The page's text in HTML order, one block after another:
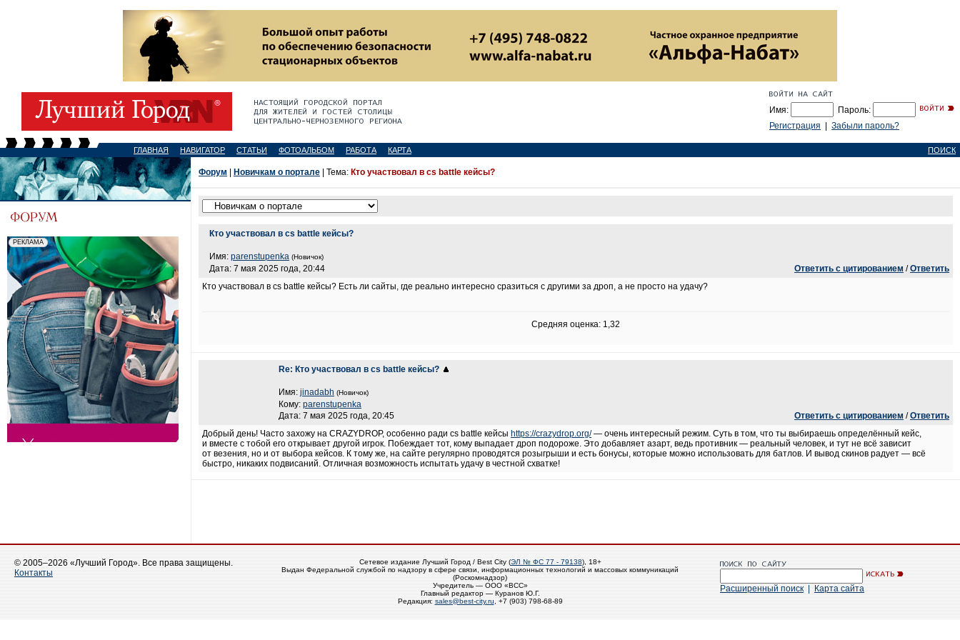
Имя:
Пароль:
Регистрация
Забыли пароль?
ГЛАВНАЯ НАВИГАТОР СТАТЬИ ФОТОАЛЬБОМ РАБОТА КАРТА ПОИСК
Форум Новичкам о портале | Тема: Кто участвовал в cs battle кейсы?
Кто участвовал в cs battle кейсы?
Имя: parenstupenka (Новичок)
Дата: 7 мая 2025 года, 20:44 Ответить с цитированием /Ответить
Кто участвовал в cs battle кейсы? Есть ли сайты, где реально интересно сразиться с другими за дроп, а не просто на удачу?
Средняя оценка: 1,32
Re: Кто участвовал в cs battle кейсы?
Имя: jinadabh (Новичок)
Кому: parenstupenka
Дата: 7 мая 2025 года, 20:45
Ответить с цитированием /Ответить
Добрый день! Часто захожу на CRAZYDROP, особенно ради cs battle кейсы https://crazydrop.org/— очень интересный режим. Суть в том, что ты выбираешь определённый кейс,
и вместе с тобой его открывает другой игрок. Побеждает тот, кому выпадает дроп подороже. Это добавляет азарт, ведь противник — реальный человек, и тут не всё зависит
от везения, но и от выбора кейсов. К тому же, на сайте регулярно проводятся розыгрыши и есть бонусы, которые можно использовать для батлов. И вывод скинов радует — всё
быстро, никаких подвисаний. Отличная возможность испытать удачу в честной схватке!
© 2005–2026 «Лучший Город». Все права защищены.
Контакты
Сетевое издание Лучший Город / Best City (ЭЛ № ФС 77 - 79138), 18+
Выдан Федеральной службой по надзору в сфере связи, информационных технологий и массовых коммуникаций
(Роскомнадзор)
Учредитель — ООО «ВСС»
Главный редактор — Куранов Ю.Г.
Редакция: sales@best-city.ru , +7 (903) 798-68-89
Расширенный поиск Карта сайта